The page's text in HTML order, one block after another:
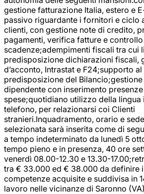
gestione fatturazione Italia, estero e
passivo riguardante i fornitori e ciclo
clienti, con gestione note di credito,
pagamenti, verifica fatture e controllo
scadenze;adempimenti fiscali tra cui
predisposizione dichiarazioni fiscali,
d’acconto, Intrastat e F24;supporto
predisposizione del
dipendente con inserimento
spese;quotidiano utilizzo della lingua
telefono, per relazionarsi coi Clienti
stranieri.Inquadramento, orario e
selezionata sarà inserita come di
a tempo indeterminato da lunedì 5
tempo pieno e in presenza, 40 ore
venerdì 08.00-12.30 e 13.30-
tra € 33.000 ed € 38.000 da definire
competenze acquisite e suddivisa in
lavoro nelle vicinanze di Saronno